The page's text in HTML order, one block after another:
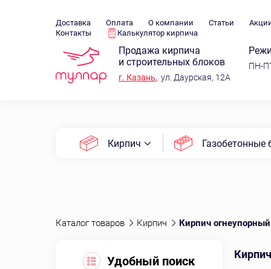
Доставка Оплата О компании Статьи
Контакты
Калькулятор кирпича
Продажа кирпича
и строительных блоков
г. Казань, ул. Даурская, 12А
ПН-
Кирпич Газобетонные
Каталог товаров Кирпич Кирпич
Удобный поиск